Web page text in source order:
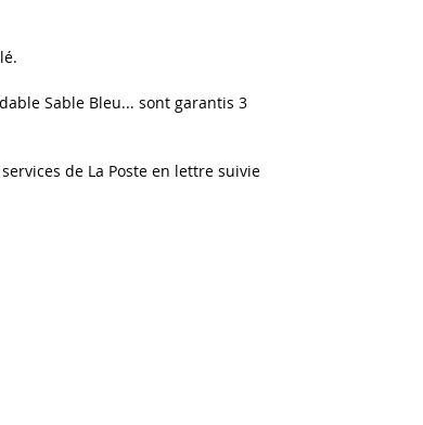
Sable Bleu... sont garantis 3
de La Poste en lettre suivie